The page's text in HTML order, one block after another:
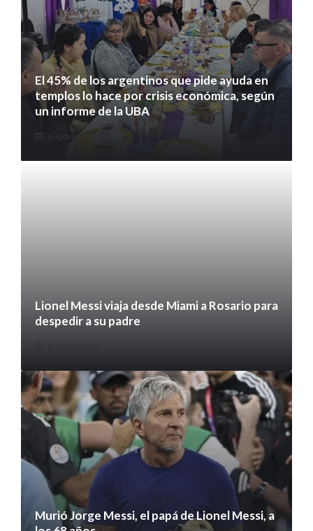
El 45% de los argentinos que pide ayuda en
templos lo hace por crisis económica, según
un informe de la UBA
8 agosto 2026
Lionel Messi viaja desde Miami a Rosario para
despedir a su padre
Murió Jorge Messi, el papá de Lionel Messi, a